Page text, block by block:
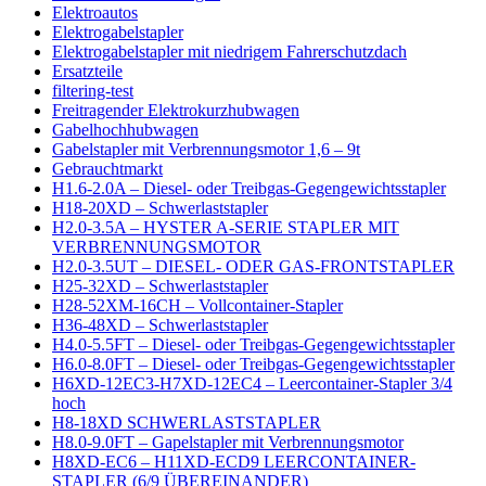
Elektroautos
Elektrogabelstapler
Elektrogabelstapler mit niedrigem Fahrerschutzdach
Ersatzteile
filtering-test
Freitragender Elektrokurzhubwagen
Gabelhochhubwagen
Gabelstapler mit Verbrennungsmotor 1,6 – 9t
Gebrauchtmarkt
H1.6-2.0A – Diesel- oder Treibgas-Gegengewichtsstapler
H18-20XD – Schwerlaststapler
H2.0-3.5A – HYSTER A-SERIE STAPLER MIT
VERBRENNUNGSMOTOR
H2.0-3.5UT – DIESEL- ODER GAS-FRONTSTAPLER
H25-32XD – Schwerlaststapler
H28-52XM-16CH – Vollcontainer-Stapler
H36-48XD – Schwerlaststapler
H4.0-5.5FT – Diesel- oder Treibgas-Gegengewichtsstapler
H6.0-8.0FT – Diesel- oder Treibgas-Gegengewichtsstapler
H6XD-12EC3-H7XD-12EC4 – Leercontainer-Stapler 3/4
hoch
H8-18XD SCHWERLASTSTAPLER
H8.0-9.0FT – Gapelstapler mit Verbrennungsmotor
H8XD-EC6 – H11XD-ECD9 LEERCONTAINER-
STAPLER (6/9 ÜBEREINANDER)